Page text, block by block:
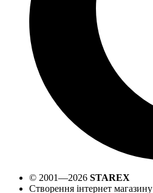
© 2001—2026 STAREX
Створення інтернет магазину